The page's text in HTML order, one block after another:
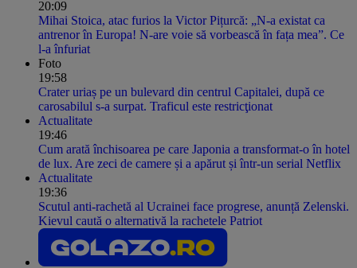
20:09
Mihai Stoica, atac furios la Victor Pițurcă: „N-a existat ca
antrenor în Europa! N-are voie să vorbească în fața mea”. Ce
l-a înfuriat
Foto
19:58
Crater uriaș pe un bulevard din centrul Capitalei, după ce
carosabilul s-a surpat. Traficul este restricţionat
Actualitate
19:46
Cum arată închisoarea pe care Japonia a transformat-o în hotel
de lux. Are zeci de camere și a apărut și într-un serial Netflix
Actualitate
19:36
Scutul anti-rachetă al Ucrainei face progrese, anunță Zelenski.
Kievul caută o alternativă la rachetele Patriot